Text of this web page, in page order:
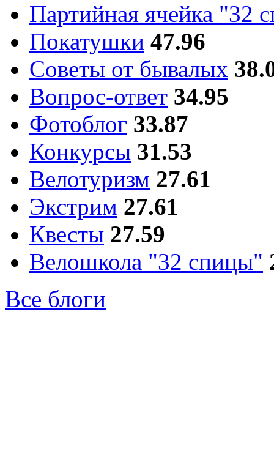
Партийная ячейка "32
Покатушки 47.96
Советы от бывалых
Вопрос-ответ 34.95
Фотоблог 33.87
Конкурсы 31.53
Велотуризм 27.61
Экстрим 27.61
Квесты 27.59
Велошкола "32 спицы"
Все блоги